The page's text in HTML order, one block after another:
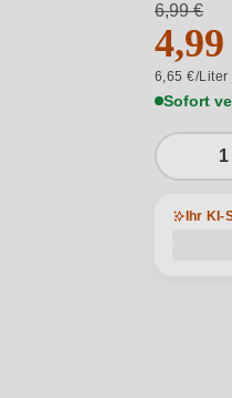
6,99 €
6,65 €/Liter
Sofort
1
Ihr